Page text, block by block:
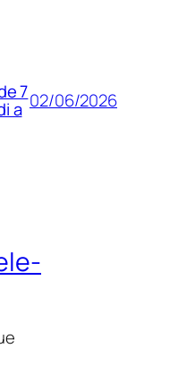
7
a 02/06/2026